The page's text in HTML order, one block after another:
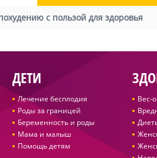
с пользой для здоровья
ДЕТИ
Лечение бесплодия
Роды за границей
Беременность и роды
Мама и малыш
Помощь детям
Вес-